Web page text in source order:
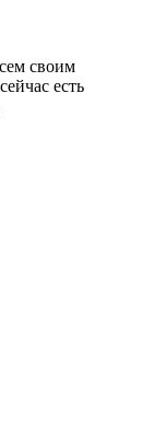
своим
есть